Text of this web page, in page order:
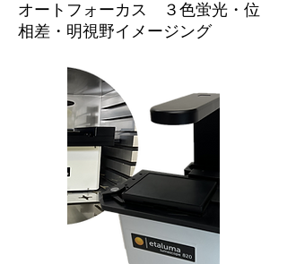
オートフォーカス ３色蛍光・位
相差・明視野イメージング